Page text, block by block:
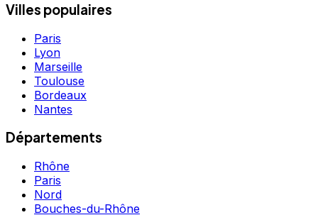
Villes populaires
Paris
Lyon
Marseille
Toulouse
Bordeaux
Nantes
Départements
Rhône
Paris
Nord
Bouches-du-Rhône